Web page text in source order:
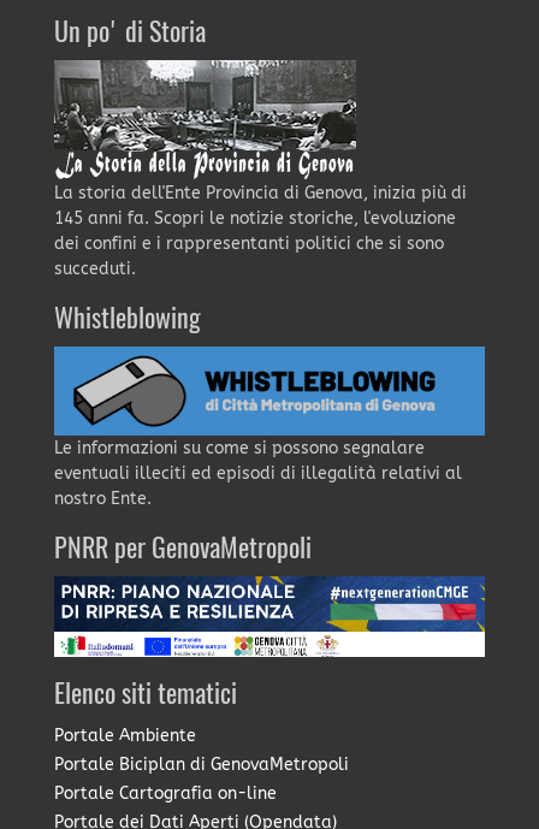
Un po' di Storia
La storia dell'Ente Provincia di Genova, inizia più di
145 anni fa. Scopri le notizie storiche, l'evoluzione
dei confini e i rappresentanti politici che si sono
succeduti.
Whistleblowing
Le informazioni su come si possono segnalare
eventuali illeciti ed episodi di illegalità relativi al
nostro Ente.
PNRR per GenovaMetropoli
Elenco siti tematici
Portale Ambiente
Portale Biciplan di GenovaMetropoli
Portale Cartografia on-line
Portale dei Dati Aperti (Opendata)